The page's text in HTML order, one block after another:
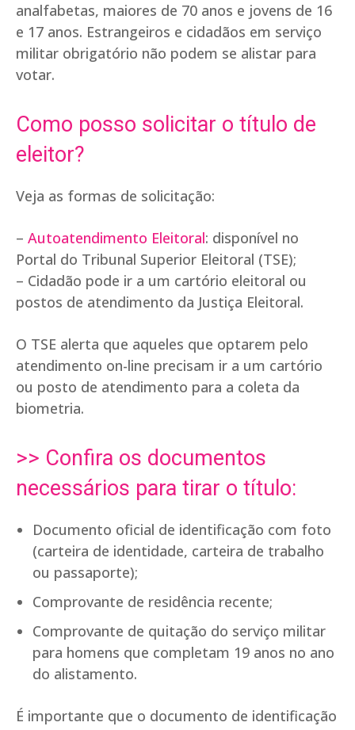
analfabetas, maiores de 70 anos e jovens de 16
e 17 anos. Estrangeiros e cidadãos em serviço
militar obrigatório não podem se alistar para
votar.
Como posso solicitar o título de
eleitor?
Veja as formas de solicitação:
– Autoatendimento Eleitoral: disponível no
Portal do Tribunal Superior Eleitoral (TSE);
– Cidadão pode ir a um cartório eleitoral ou
postos de atendimento da Justiça Eleitoral.
O TSE alerta que aqueles que optarem pelo
atendimento on-line precisam ir a um cartório
ou posto de atendimento para a coleta da
biometria.
>> Confira os documentos
necessários para tirar o título:
Documento oficial de identificação com foto
(carteira de identidade, carteira de trabalho
ou passaporte);
Comprovante de residência recente;
Comprovante de quitação do serviço militar
para homens que completam 19 anos no ano
do alistamento.
É importante que o documento de identificação